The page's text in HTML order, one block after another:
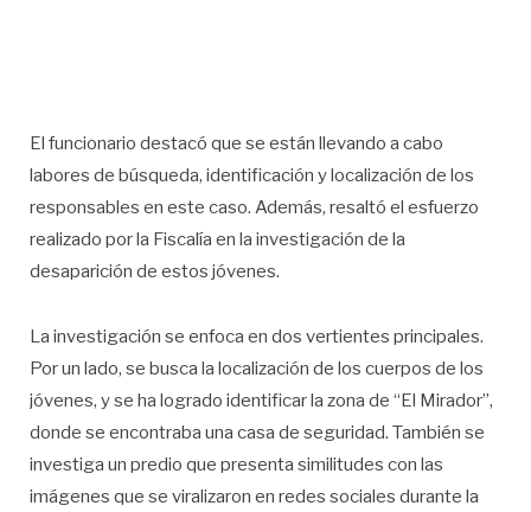
El funcionario destacó que se están llevando a cabo
labores de búsqueda, identificación y localización de los
responsables en este caso. Además, resaltó el esfuerzo
realizado por la Fiscalía en la investigación de la
desaparición de estos jóvenes.
La investigación se enfoca en dos vertientes principales.
Por un lado, se busca la localización de los cuerpos de los
jóvenes, y se ha logrado identificar la zona de “El Mirador”,
donde se encontraba una casa de seguridad. También se
investiga un predio que presenta similitudes con las
imágenes que se viralizaron en redes sociales durante la